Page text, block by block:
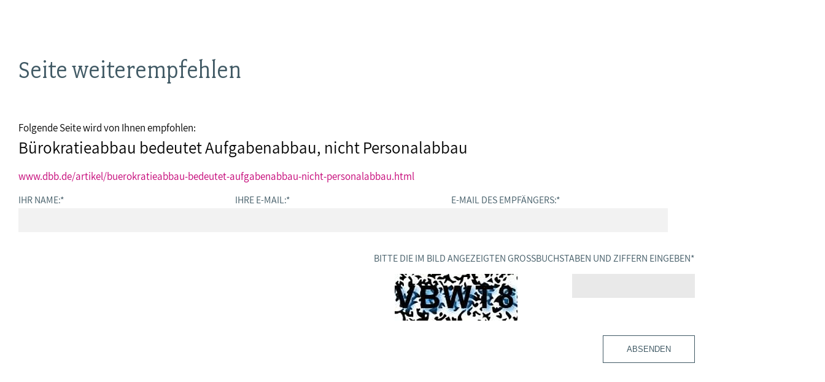
Seite weiterempfehlen
Folgende Seite wird von Ihnen empfohlen:
Bürokratieabbau bedeutet Aufgabenabbau, nicht Personalabbau
www.dbb.de/artikel/buerokratieabbau-bedeutet-aufgabenabbau-nicht-personalabbau.html
IHR NAME:* IHRE E-MAIL:* E-MAIL DES EMPFÄNGERS:*
BITTE DIE IM BILD ANGEZEIGTEN GROSSBUCHSTABEN UND ZIFFERN EINGEBEN *
ABSENDEN